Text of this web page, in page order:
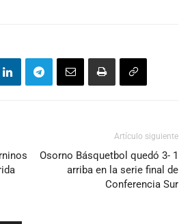
Artículo siguiente
Osorno Básquetbol quedó 3- 1
arriba en la serie final de
Conferencia Sur